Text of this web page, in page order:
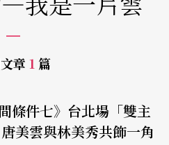
章 1 篇
條件七》台北場「雙主
美雲與林美秀共飾一角